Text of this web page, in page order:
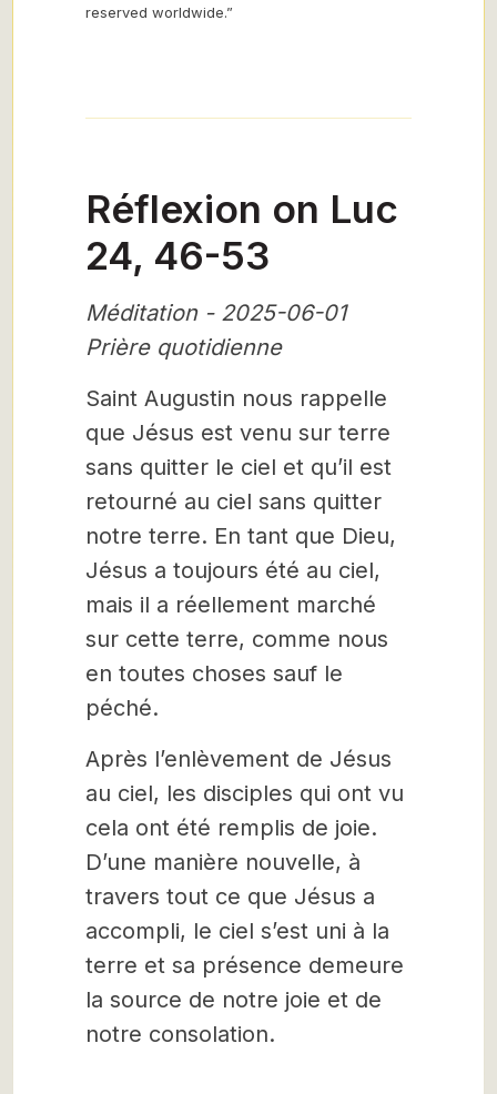
reserved worldwide.”
Réflexion on Luc
24, 46-53
Méditation - 2025-06-01
Prière quotidienne
Saint Augustin nous rappelle
que Jésus est venu sur terre
sans quitter le ciel et qu’il est
retourné au ciel sans quitter
notre terre. En tant que Dieu,
Jésus a toujours été au ciel,
mais il a réellement marché
sur cette terre, comme nous
en toutes choses sauf le
péché.
Après l’enlèvement de Jésus
au ciel, les disciples qui ont vu
cela ont été remplis de joie.
D’une manière nouvelle, à
travers tout ce que Jésus a
accompli, le ciel s’est uni à la
terre et sa présence demeure
la source de notre joie et de
notre consolation.